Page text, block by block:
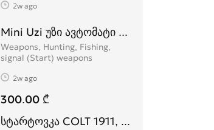
2w ago
Mini Uzi უზი ავტომატი სტარტოვკა
Weapons, Hunting, Fishing,
signal (Start) weapons
2w ago
300.00 ₾
სტარტოვკა COLT 1911, COLT 1911 SX